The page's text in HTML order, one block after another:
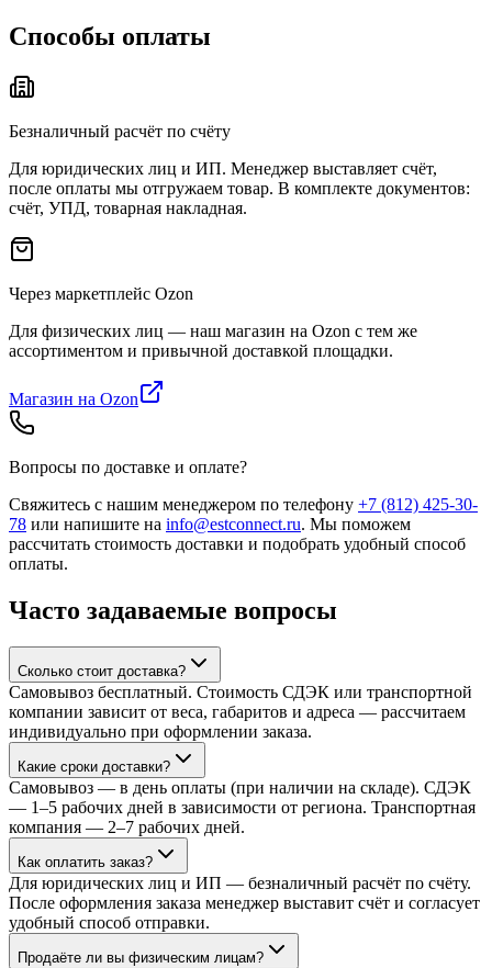
Способы оплаты
Безналичный расчёт по счёту
Для юридических лиц и ИП. Менеджер выставляет счёт,
после оплаты мы отгружаем товар. В комплекте документов:
счёт, УПД, товарная накладная.
Через маркетплейс Ozon
Для физических лиц — наш магазин на Ozon с тем же
ассортиментом и привычной доставкой площадки.
Магазин на Ozon
Вопросы по доставке и оплате?
Свяжитесь с нашим менеджером по телефону +7 (812) 425-30-
78 или напишите на info@estconnect.ru. Мы поможем
рассчитать стоимость доставки и подобрать удобный способ
оплаты.
Часто задаваемые вопросы
Сколько стоит доставка?
Самовывоз бесплатный. Стоимость СДЭК или транспортной
компании зависит от веса, габаритов и адреса — рассчитаем
индивидуально при оформлении заказа.
Какие сроки доставки?
Самовывоз — в день оплаты (при наличии на складе). СДЭК
— 1–5 рабочих дней в зависимости от региона. Транспортная
компания — 2–7 рабочих дней.
Как оплатить заказ?
Для юридических лиц и ИП — безналичный расчёт по счёту.
После оформления заказа менеджер выставит счёт и согласует
удобный способ отправки.
Продаёте ли вы физическим лицам?